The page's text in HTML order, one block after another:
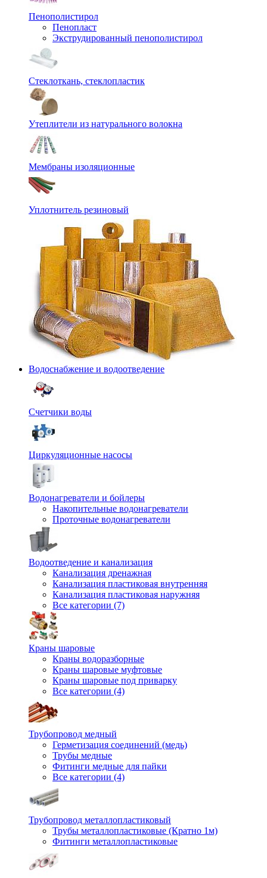
Пенополистирол
Пенопласт
Экструдированный пенополистирол
Стеклоткань, стеклопластик
Утеплители из натурального волокна
Мембраны изоляционные
Уплотнитель резиновый
Водоснабжение и водоотведение
Счетчики воды
Циркуляционные насосы
Водонагреватели и бойлеры
Накопительные водонагреватели
Проточные водонагреватели
Водоотведение и канализация
Канализация дренажная
Канализация пластиковая внутренняя
Канализация пластиковая наружняя
Все категории (7)
Краны шаровые
Краны водоразборные
Краны шаровые муфтовые
Краны шаровые под приварку
Все категории (4)
Трубопровод медный
Герметизация соединений (медь)
Трубы медные
Фитинги медные для пайки
Все категории (4)
Трубопровод металлопластиковый
Трубы металлопластиковые (Кратно 1м)
Фитинги металлопластиковые